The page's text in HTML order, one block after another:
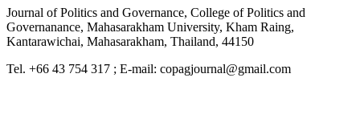
Journal of Politics and Governance, College of Politics and
Governanance, Mahasarakham University, Kham Raing,
Kantarawichai, Mahasarakham, Thailand, 44150
Tel. +66 43 754 317 ; E-mail: copagjournal@gmail.com